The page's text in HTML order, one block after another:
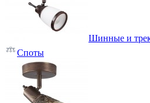
Шинные и
Споты